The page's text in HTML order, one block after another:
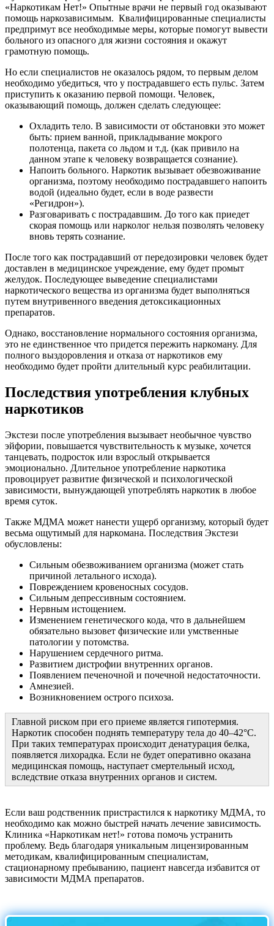
«Наркотикам Нет!» Опытные врачи не первый год оказывают
помощь наркозависимым. Квалифицированные специалисты
предпримут все необходимые меры, которые помогут вывести
больного из опасного для жизни состояния и окажут
грамотную помощь.
Но если специалистов не оказалось рядом, то первым делом
необходимо убедиться, что у пострадавшего есть пульс. Затем
приступить к оказанию первой помощи. Человек,
оказывающий помощь, должен сделать следующее:
Охладить тело. В зависимости от обстановки это может
быть: прием ванной, прикладывание мокрого
полотенца, пакета со льдом и т.д. (как привило на
данном этапе к человеку возвращается сознание).
Напоить больного. Наркотик вызывает обезвоживание
организма, поэтому необходимо пострадавшего напоить
водой (идеально будет, если в воде развести
«Регидрон»).
Разговаривать с пострадавшим. До того как приедет
скорая помощь или нарколог нельзя позволять человеку
вновь терять сознание.
После того как пострадавший от передозировки человек будет
доставлен в медицинское учреждение, ему будет промыт
желудок. Последующее выведение специалистами
наркотического вещества из организма будет выполняться
путем внутривенного введения детоксикационных
препаратов.
Однако, восстановление нормального состояния организма,
это не единственное что придется пережить наркоману. Для
полного выздоровления и отказа от наркотиков ему
необходимо будет пройти длительный курс реабилитации.
Последствия употребления клубных
наркотиков
Экстези после употребления вызывает необычное чувство
эйфории, повышается чувствительность к музыке, хочется
танцевать, подросток или взрослый открывается
эмоционально. Длительное употребление наркотика
провоцирует развитие физической и психологической
зависимости, вынуждающей употреблять наркотик в любое
время суток.
Также МДМА может нанести ущерб организму, который будет
весьма ощутимый для наркомана. Последствия Экстези
обусловлены:
Сильным обезвоживанием организма (может стать
причиной летального исхода).
Повреждением кровеносных сосудов.
Сильным депрессивным состоянием.
Нервным истощением.
Изменением генетического кода, что в дальнейшем
обязательно вызовет физические или умственные
патологии у потомства.
Нарушением сердечного ритма.
Развитием дистрофии внутренних органов.
Появлением печеночной и почечной недостаточности.
Амнезией.
Возникновением острого психоза.
Главной риском при его приеме является гипотермия.
Наркотик способен поднять температуру тела до 40–42°С.
При таких температурах происходит денатурация белка,
появляется лихорадка. Если не будет оперативно оказана
медицинская помощь, наступает смертельный исход,
вследствие отказа внутренних органов и систем.
Если ваш родственник пристрастился к наркотику МДМА, то
необходимо как можно быстрей начать лечение зависимость.
Клиника «Наркотикам нет!» готова помочь устранить
проблему. Ведь благодаря уникальным лицензированным
методикам, квалифицированным специалистам,
стационарному пребыванию, пациент навсегда избавится от
зависимости МДМА препаратов.